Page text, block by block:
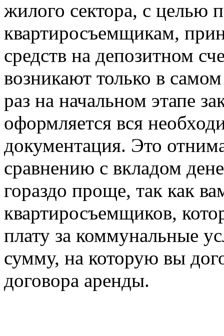
жилого сектора, с целью
квартиросъемщикам,
средств на депозитном
возникают только в
раз на начальном этапе
оформляется вся
документация. Это
сравнению с вкладом
гораздо проще, так как
квартиросъемщиков,
плату за коммунальные
сумму, на которую вы
договора аренды.